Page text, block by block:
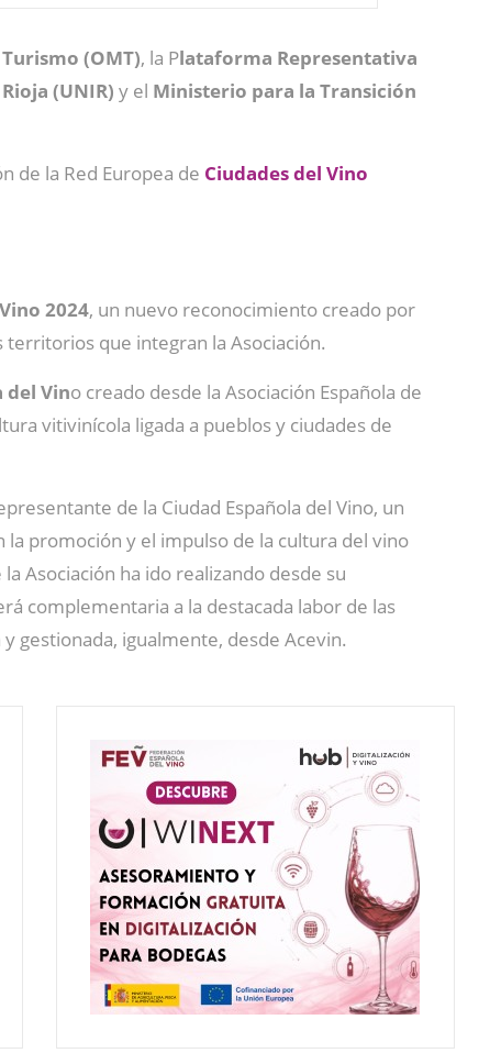
(OMT), la Plataforma Representativa
(UNIR) y el Ministerio para la Transición
de la Red Europea de Ciudades del Vino
2024, un nuevo reconocimiento creado por
que integran la Asociación.
del Vino creado desde la Asociación Española de
vitivinícola ligada a pueblos y ciudades de
de la Ciudad Española del Vino, un
promoción y el impulso de la cultura del vino
Asociación ha ido realizando desde su
complementaria a la destacada labor de las
gestionada, igualmente, desde Acevin.